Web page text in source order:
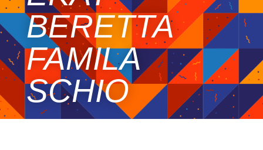
BERETTA
FAMILA
SCHIO